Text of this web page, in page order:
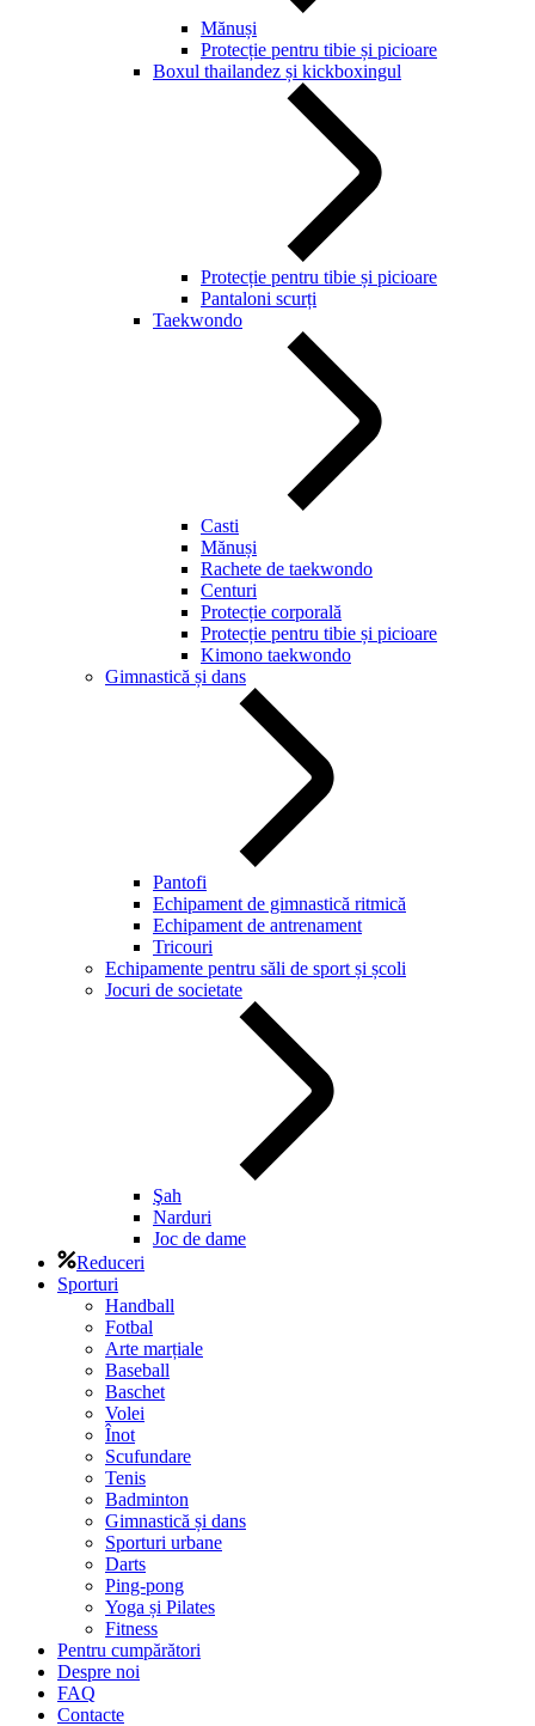
Mănuși
Protecție pentru tibie și picioare
Boxul thailandez și kickboxingul
Protecție pentru tibie și picioare
Pantaloni scurți
Taekwondo
Casti
Mănuși
Rachete de taekwondo
Centuri
Protecție corporală
Protecție pentru tibie și picioare
Kimono taekwondo
Gimnastică și dans
Pantofi
Echipament de gimnastică ritmică
Echipament de antrenament
Tricouri
Echipamente pentru săli de sport și școli
Jocuri de societate
Şah
Narduri
Joc de dame
Reduceri
Sporturi
Handball
Fotbal
Arte marțiale
Baseball
Baschet
Volei
Înot
Scufundare
Tenis
Badminton
Gimnastică și dans
Sporturi urbane
Darts
Ping-pong
Yoga și Pilates
Fitness
Pentru cumpărători
Despre noi
FAQ
Contacte